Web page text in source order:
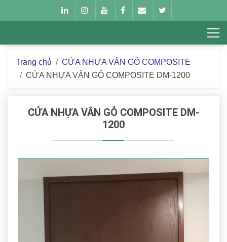
Trang chủ
CỬA NHỰA VÂN GỖ COMPOSITE
CỬA NHỰA VÂN GỖ COMPOSITE DM-1200
CỬA NHỰA VÂN GỖ COMPOSITE DM-
1200